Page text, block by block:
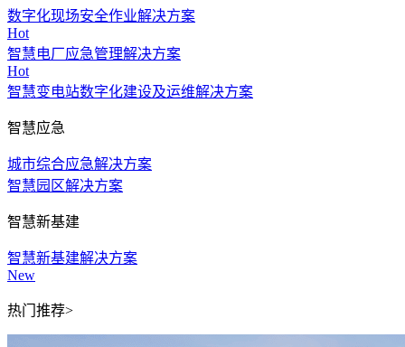
数字化现场安全作业解决方案
Hot
智慧电厂应急管理解决方案
Hot
智慧变电站数字化建设及运维解决方案
智慧应急
城市综合应急解决方案
智慧园区解决方案
智慧新基建
智慧新基建解决方案
New
热门推荐>